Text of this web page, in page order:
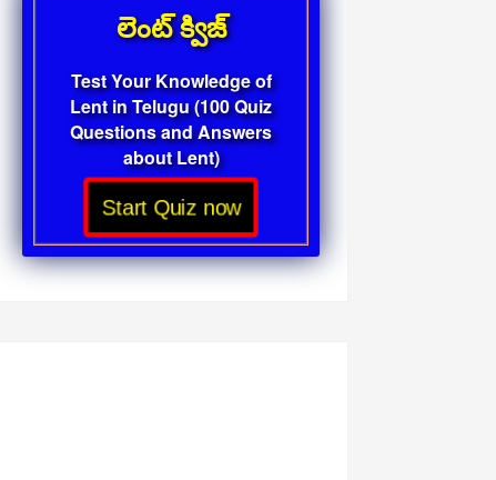
లెంట్ క్విజ్
Test Your Knowledge of
Lent in Telugu (100 Quiz
Questions and Answers
about Lent)
Start Quiz now